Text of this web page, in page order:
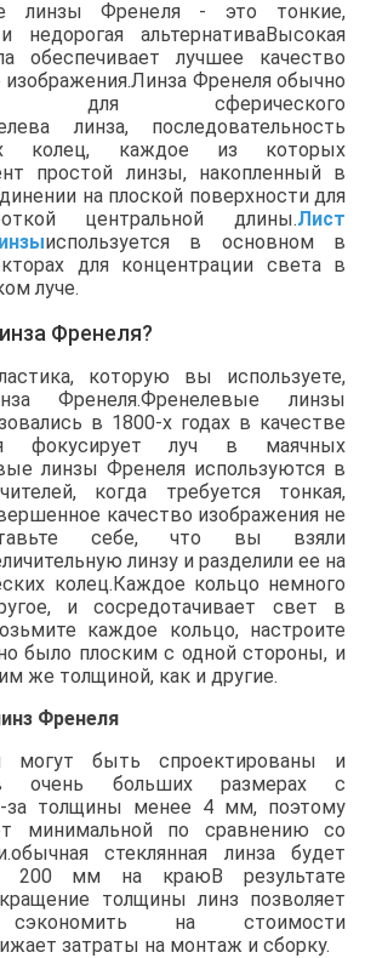
линзы Френеля - это тонкие,
недорогая альтернативаВысокая
обеспечивает лучшее качество
изображения.Линза Френеля обычно
для сферического
линза, последовательность
колец, каждое из которых
простой линзы, накопленный в
на плоской поверхности для
центральной длины.Лист
используется в основном в
для концентрации света в
луче.
Френеля?
которую вы используете,
Френеля.Френелевые линзы
в 1800-х годах в качестве
фокусирует луч в маячных
линзы Френеля используются в
когда требуется тонкая,
качество изображения не
себе, что вы взяли
линзу и разделили ее на
колец.Каждое кольцо немного
и сосредотачивает свет в
каждое кольцо, настроите
было плоским с одной стороны, и
же толщиной, как и другие.
Френеля
могут быть спроектированы и
очень больших размерах с
за толщины менее 4 мм, поэтому
минимальной по сравнению со
стеклянная линза будет
200 мм на краюВ результате
толщины линз позволяет
сэкономить на стоимости
затраты на монтаж и сборку.